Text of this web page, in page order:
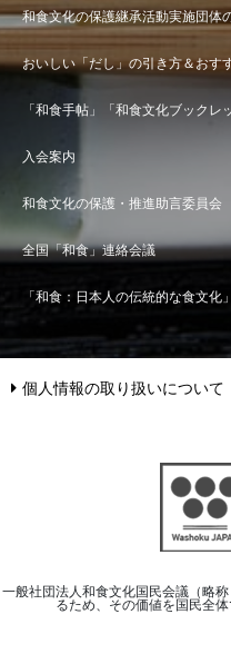
和食文化の保護継承活動実施団体
おいしい「だし」の引き方＆おす
「和食手帖」「和食文化ブックレ
入会案内
和食文化の保護・推進助言委員会
全国「和食」連絡会議
「和食：日本人の伝統的な食文
個人情報の取り扱いについて
一般社団法人和食文化国民会議（略
るため、その価値を国民全